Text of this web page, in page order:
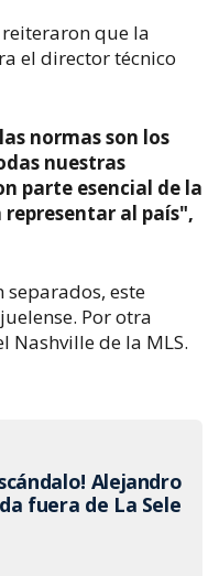
que la
el director técnico
normas son los
nuestras
parte esencial de la
al país",
este
Por otra
de la MLS.
Alejandro
fuera de La Sele